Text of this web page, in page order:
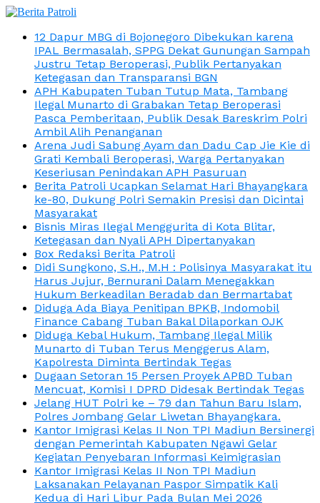
12 Dapur MBG di Bojonegoro Dibekukan karena
IPAL Bermasalah, SPPG Dekat Gunungan Sampah
Justru Tetap Beroperasi, Publik Pertanyakan
Ketegasan dan Transparansi BGN
APH Kabupaten Tuban Tutup Mata, Tambang
Ilegal Munarto di Grabakan Tetap Beroperasi
Pasca Pemberitaan, Publik Desak Bareskrim Polri
Ambil Alih Penanganan
Arena Judi Sabung Ayam dan Dadu Cap Jie Kie di
Grati Kembali Beroperasi, Warga Pertanyakan
Keseriusan Penindakan APH Pasuruan
Berita Patroli Ucapkan Selamat Hari Bhayangkara
ke-80, Dukung Polri Semakin Presisi dan Dicintai
Masyarakat
Bisnis Miras Ilegal Menggurita di Kota Blitar,
Ketegasan dan Nyali APH Dipertanyakan
Box Redaksi Berita Patroli
Didi Sungkono, S.H., M.H : Polisinya Masyarakat itu
Harus Jujur, Bernurani Dalam Menegakkan
Hukum Berkeadilan Beradab dan Bermartabat
Diduga Ada Biaya Penitipan BPKB, Indomobil
Finance Cabang Tuban Bakal Dilaporkan OJK
Diduga Kebal Hukum, Tambang Ilegal Milik
Munarto di Tuban Terus Menggerus Alam,
Kapolresta Diminta Bertindak Tegas
Dugaan Setoran 15 Persen Proyek APBD Tuban
Mencuat, Komisi I DPRD Didesak Bertindak Tegas
Jelang HUT Polri ke – 79 dan Tahun Baru Islam,
Polres Jombang Gelar Liwetan Bhayangkara.
Kantor Imigrasi Kelas II Non TPI Madiun Bersinergi
dengan Pemerintah Kabupaten Ngawi Gelar
Kegiatan Penyebaran Informasi Keimigrasian
Kantor Imigrasi Kelas II Non TPI Madiun
Laksanakan Pelayanan Paspor Simpatik Kali
Kedua di Hari Libur Pada Bulan Mei 2026